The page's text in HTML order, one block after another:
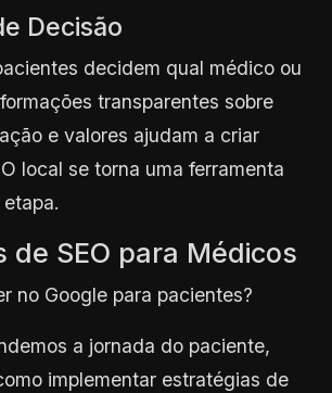
Decisão
decidem qual médico ou
transparentes sobre
e valores ajudam a criar
local se torna uma ferramenta
de SEO para Médicos
a jornada do paciente,
implementar estratégias de